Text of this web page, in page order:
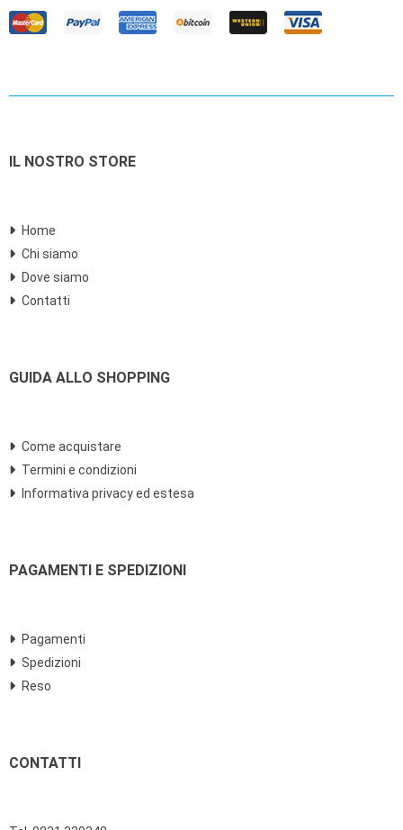
IL NOSTRO STORE
Home
Chi siamo
Dove siamo
Contatti
GUIDA ALLO SHOPPING
Come acquistare
Termini e condizioni
Informativa privacy ed estesa
PAGAMENTI E SPEDIZIONI
Pagamenti
Spedizioni
Reso
CONTATTI